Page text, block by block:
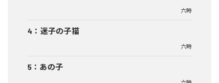
六時
4 ： 迷子の子猫
六時
5 ： あの子